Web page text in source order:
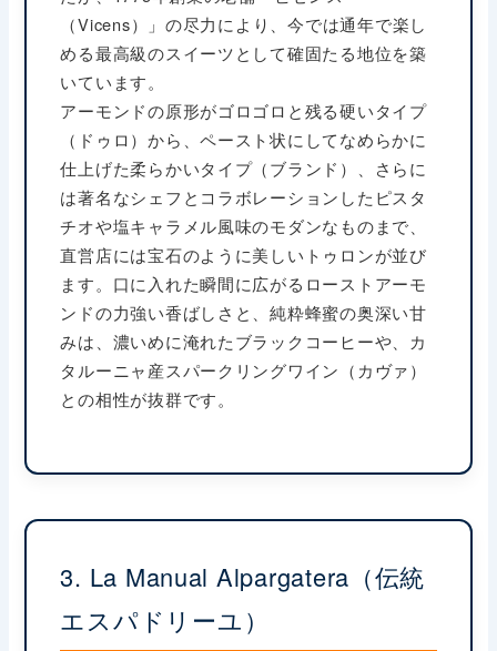
（Vicens）」の尽力により、今では通年で楽し
める最高級のスイーツとして確固たる地位を築
いています。
アーモンドの原形がゴロゴロと残る硬いタイプ
（ドゥロ）から、ペースト状にしてなめらかに
仕上げた柔らかいタイプ（ブランド）、さらに
は著名なシェフとコラボレーションしたピスタ
チオや塩キャラメル風味のモダンなものまで、
直営店には宝石のように美しいトゥロンが並び
ます。口に入れた瞬間に広がるローストアーモ
ンドの力強い香ばしさと、純粋蜂蜜の奥深い甘
みは、濃いめに淹れたブラックコーヒーや、カ
タルーニャ産スパークリングワイン（カヴァ）
との相性が抜群です。
3. La Manual Alpargatera（伝統
エスパドリーユ）